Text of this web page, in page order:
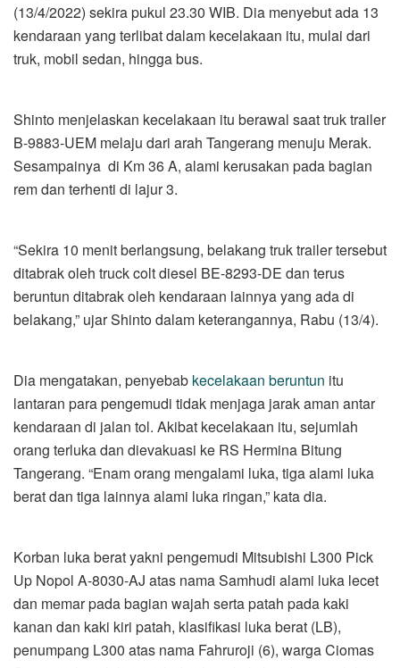
(13/4/2022) sekira pukul 23.30 WIB. Dia menyebut ada 13
kendaraan yang terlibat dalam kecelakaan itu, mulai dari
truk, mobil sedan, hingga bus.
Shinto menjelaskan kecelakaan itu berawal saat truk trailer
B-9883-UEM melaju dari arah Tangerang menuju Merak.
Sesampainya di Km 36 A, alami kerusakan pada bagian
rem dan terhenti di lajur 3.
“Sekira 10 menit berlangsung, belakang truk trailer tersebut
ditabrak oleh truck colt diesel BE-8293-DE dan terus
beruntun ditabrak oleh kendaraan lainnya yang ada di
belakang,” ujar Shinto dalam keterangannya, Rabu (13/4).
Dia mengatakan, penyebab kecelakaan beruntun itu
lantaran para pengemudi tidak menjaga jarak aman antar
kendaraan di jalan tol. Akibat kecelakaan itu, sejumlah
orang terluka dan dievakuasi ke RS Hermina Bitung
Tangerang. “Enam orang mengalami luka, tiga alami luka
berat dan tiga lainnya alami luka ringan,” kata dia.
Korban luka berat yakni pengemudi Mitsubishi L300 Pick
Up Nopol A-8030-AJ atas nama Samhudi alami luka lecet
dan memar pada bagian wajah serta patah pada kaki
kanan dan kaki kiri patah, klasifikasi luka berat (LB),
penumpang L300 atas nama Fahruroji (6), warga Ciomas